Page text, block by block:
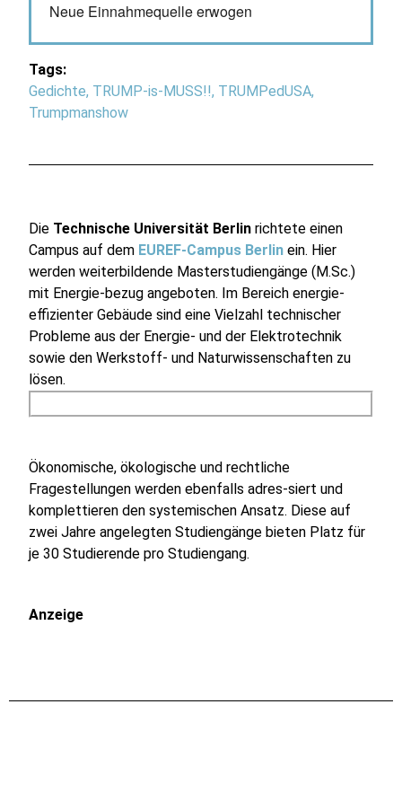
Neue Einnahmequelle erwogen
Tags:
Gedichte, TRUMP-is-MUSS!!, TRUMPedUSA,
Trumpmanshow
Die Technische Universität Berlin richtete einen
Campus auf dem EUREF-Campus Berlin ein. Hier
werden weiterbildende Masterstudiengänge (M.Sc.)
mit Energie-bezug angeboten. Im Bereich energie-
effizienter Gebäude sind eine Vielzahl technischer
Probleme aus der Energie- und der Elektrotechnik
sowie den Werkstoff- und Naturwissenschaften zu
lösen.
Ökonomische, ökologische und rechtliche
Fragestellungen werden ebenfalls adres-siert und
komplettieren den systemischen Ansatz. Diese auf
zwei Jahre angelegten Studiengänge bieten Platz für
je 30 Studierende pro Studiengang.
Anzeige